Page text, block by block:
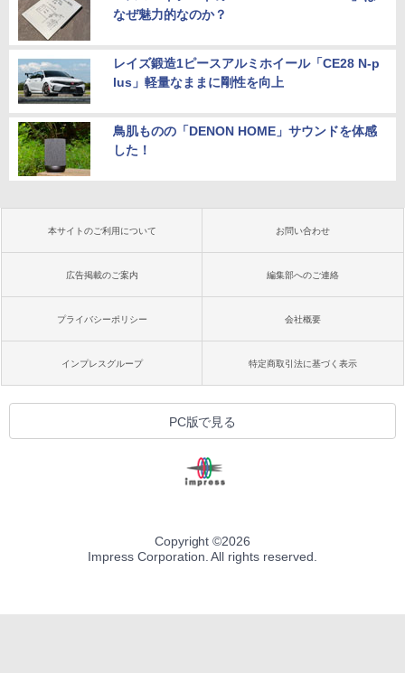
なぜ魅力的なのか？
レイズ鍛造1ピースアルミホイール「CE28 N-p
lus」軽量なままに剛性を向上
鳥肌ものの「DENON HOME」サウンドを体感
した！
本サイトのご利用について お問い合わせ
広告掲載のご案内 編集部へのご連絡
プライバシーポリシー 会社概要
インプレスグループ 特定商取引法に基づく表示
PC版で見る
Copyright ©2026
Impress Corporation. All rights reserved.